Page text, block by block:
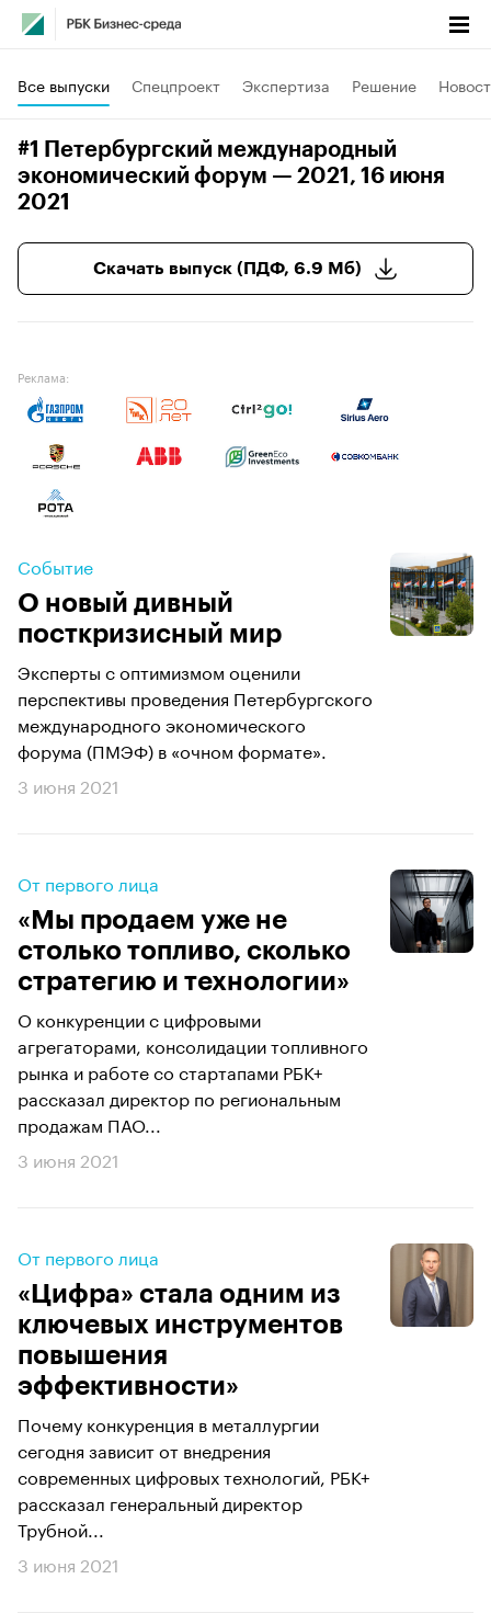
Все выпуски Спецпроект Экспертиза Решение
#1 Петербургский международный
экономический форум — 2021 , 16 июня
2021
Скачать выпуск (ПДФ, 6.9 Мб)
Реклама:
Событие
О новый дивный
посткризисный мир
Эксперты с оптимизмом оценили
перспективы проведения Петербургского
международного экономического
форума (ПМЭФ) в «очном формате».
3 июня 2021
От первого лица
«Мы продаем уже не
столько топливо, сколько
стратегию и технологии»
О конкуренции с цифровыми
агрегаторами, консолидации топливного
рынка и работе со стартапами РБК+
рассказал директор по региональным
продажам ПАО...
3 июня 2021
От первого лица
«Цифра» стала одним из
ключевых инструментов
повышения
эффективности»
Почему конкуренция в металлургии
сегодня зависит от внедрения
современных цифровых технологий, РБК+
рассказал генеральный директор
Трубной...
3 июня 2021